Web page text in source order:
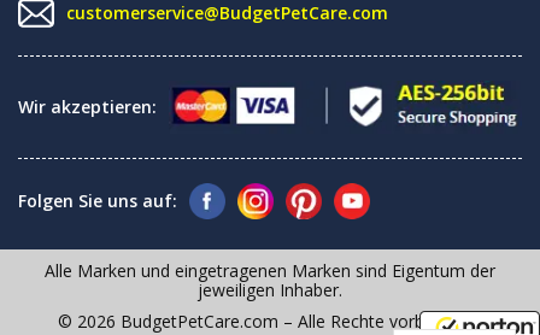
customerservice@BudgetPetCare.com
Wir akzeptieren:
Folgen Sie uns auf:
Alle Marken und eingetragenen Marken sind Eigentum der
jeweiligen Inhaber.
© 2026 BudgetPetCare.com – Alle Rechte vorbehalten